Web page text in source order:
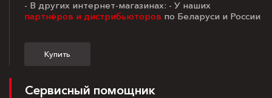
- В других интернет-магазинах: - У наших
партнёров и дистрибьюторов по Беларуси и России
Купить
Сервисный помощник